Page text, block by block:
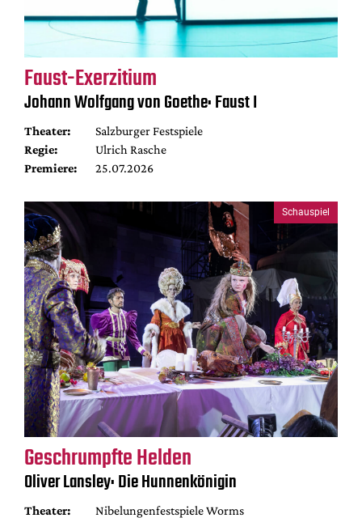
Faust-Exerzitium
Johann Wolfgang von Goethe: Faust I
Theater:
Salzburger Festspiele
Regie:
Ulrich Rasche
Premiere:
25.07.2026
Schauspiel
Geschrumpfte Helden
Oliver Lansley: Die Hunnenkönigin
Theater:
Nibelungenfestspiele Worms